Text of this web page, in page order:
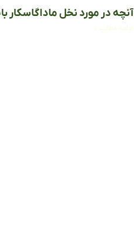
آنچه در مورد نخل ماداگاسکار
ادامه مطلب »